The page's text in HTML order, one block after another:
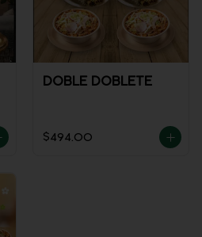
DOBLE DOBLETE
$494.00